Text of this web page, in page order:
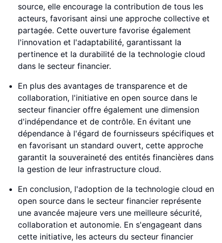
source, elle encourage la contribution de tous les
acteurs, favorisant ainsi une approche collective et
partagée. Cette ouverture favorise également
l'innovation et l'adaptabilité, garantissant la
pertinence et la durabilité de la technologie cloud
dans le secteur financier.
En plus des avantages de transparence et de
collaboration, l'initiative en open source dans le
secteur financier offre également une dimension
d'indépendance et de contrôle. En évitant une
dépendance à l'égard de fournisseurs spécifiques et
en favorisant un standard ouvert, cette approche
garantit la souveraineté des entités financières dans
la gestion de leur infrastructure cloud.
En conclusion, l'adoption de la technologie cloud en
open source dans le secteur financier représente
une avancée majeure vers une meilleure sécurité,
collaboration et autonomie. En s'engageant dans
cette initiative, les acteurs du secteur financier